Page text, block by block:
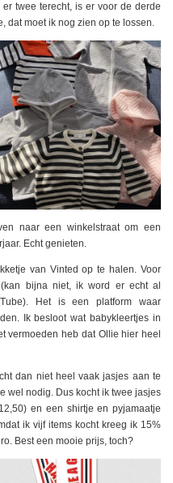
twee terecht, is er voor de derde
dat moet ik nog zien op te lossen.
naar een winkelstraat om een
Echt genieten.
van Vinted op te halen. Voor
bijna niet, ik word er echt al
Het is een platform waar
Ik besloot wat babykleertjes in
vermoeden heb dat Ollie hier heel
dan niet heel vaak jasjes aan te
wel nodig. Dus kocht ik twee jasjes
en een shirtje en pyjamaatje
ik vijf items kocht kreeg ik 15%
Best een mooie prijs, toch?